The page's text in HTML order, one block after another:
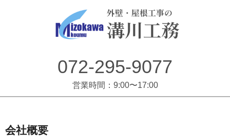
072-295-9077
営業時間：9:00〜17:00
会社概要